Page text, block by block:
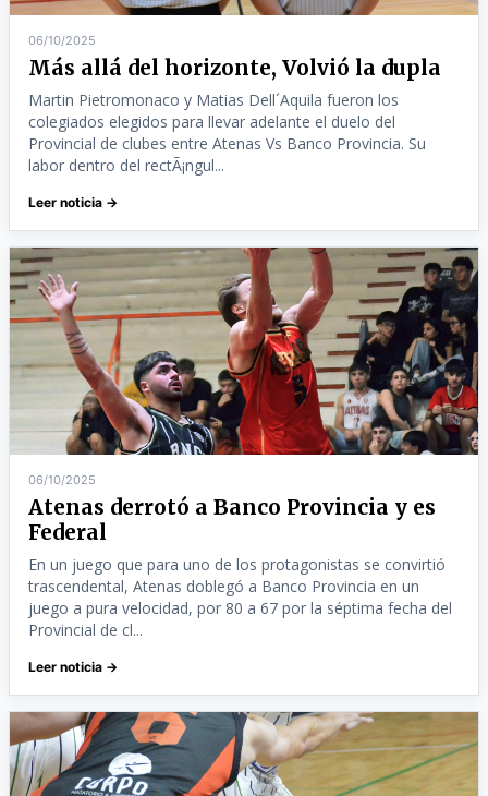
06/10/2025
Más allá del horizonte, Volvió la dupla
Martin Pietromonaco y Matias Dell´Aquila fueron los
colegiados elegidos para llevar adelante el duelo del
Provincial de clubes entre Atenas Vs Banco Provincia. Su
labor dentro del rectÃ¡ngul...
Leer noticia →
06/10/2025
Atenas derrotó a Banco Provincia y es
Federal
En un juego que para uno de los protagonistas se convirtió
trascendental, Atenas doblegó a Banco Provincia en un
juego a pura velocidad, por 80 a 67 por la séptima fecha del
Provincial de cl...
Leer noticia →